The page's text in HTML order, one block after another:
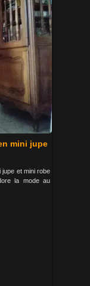
mini jupe
jupe et mini robe
la mode au